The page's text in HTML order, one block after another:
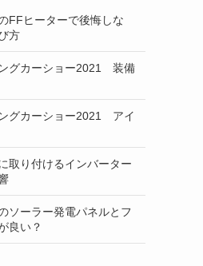
FFヒーターで後悔しな
方
グカーショー2021 装備
グカーショー2021 アイ
取り付けるインバーター
ソーラー発電パネルとフ
良い？